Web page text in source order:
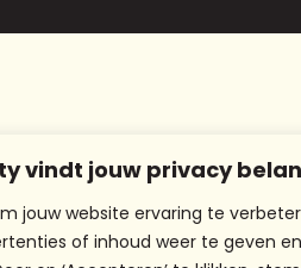
vindt jouw privacy
jouw website ervaring te
of inhoud weer te geven